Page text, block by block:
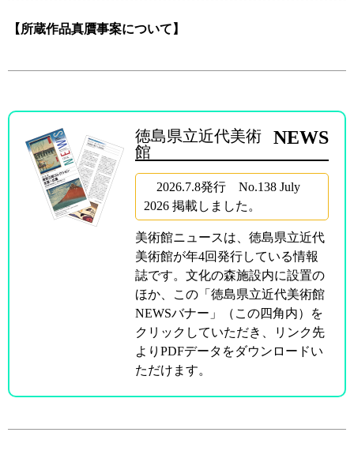
【所蔵作品真贋事案について】
徳島県立近代美術
館
NEWS
2026.7.8発行 No.138 July
2026 掲載しました。
美術館ニュースは、徳島県立近代
美術館が年4回発行している情報
誌です。文化の森施設内に設置の
ほか、この「徳島県立近代美術館
NEWSバナー」（この四角内）を
クリックしていただき、リンク先
よりPDFデータをダウンロードい
ただけます。